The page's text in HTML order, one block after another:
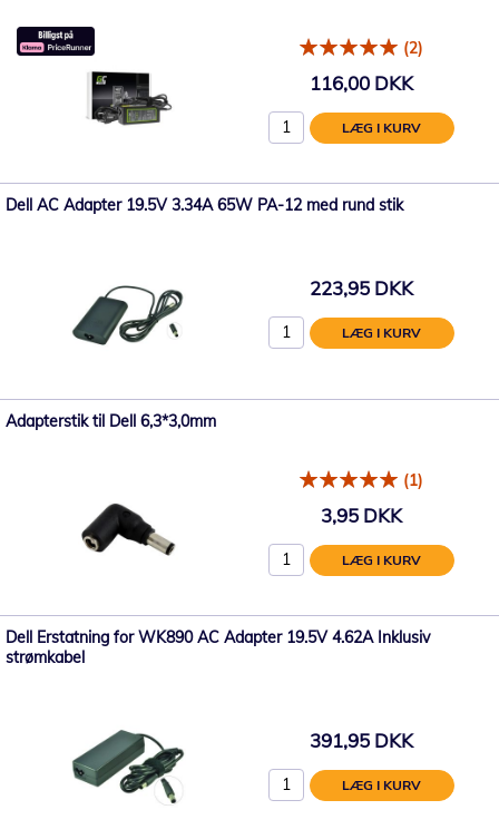
(2)
116,00 DKK
LÆG I KURV
Dell AC Adapter 19.5V 3.34A 65W PA-12 med rund stik
223,95 DKK
LÆG I KURV
Adapterstik til Dell 6,3*3,0mm
(1)
3,95 DKK
LÆG I KURV
Dell Erstatning for WK890 AC Adapter 19.5V 4.62A Inklusiv
strømkabel
391,95 DKK
LÆG I KURV